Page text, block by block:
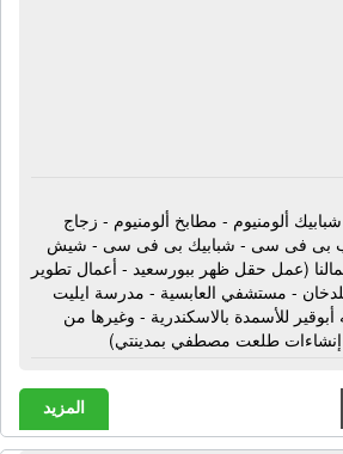
ألومنيوم - مطابخ ألومنيوم - زجاج
بى فى سى - شبابيك بى فى سى - شيش
(عمل حقل ظهر ببورسعيد - أعمال تطوير
- مستشفي العابسية - مدرسة ايليت
للأسمدة بالاسكندرية - وغيرها من
طلعت مصطفي بمدينتي)
المزيد